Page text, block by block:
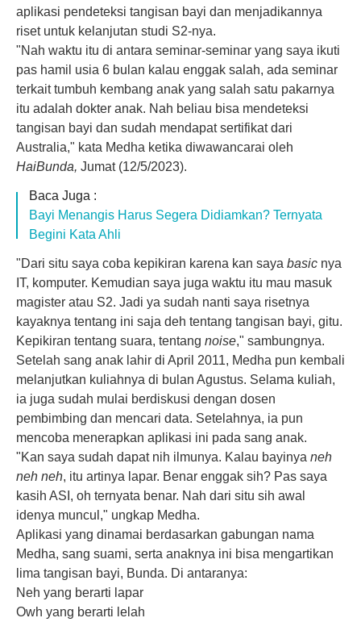
aplikasi pendeteksi tangisan bayi dan menjadikannya
riset untuk kelanjutan studi S2-nya.
"Nah waktu itu di antara seminar-seminar yang saya ikuti
pas hamil usia 6 bulan kalau enggak salah, ada seminar
terkait tumbuh kembang anak yang salah satu pakarnya
itu adalah dokter anak. Nah beliau bisa mendeteksi
tangisan bayi dan sudah mendapat sertifikat dari
Australia," kata Medha ketika diwawancarai oleh
HaiBunda, Jumat (12/5/2023).
Baca Juga :
Bayi Menangis Harus Segera Didiamkan? Ternyata
Begini Kata Ahli
"Dari situ saya coba kepikiran karena kan saya basic nya
IT, komputer. Kemudian saya juga waktu itu mau masuk
magister atau S2. Jadi ya sudah nanti saya risetnya
kayaknya tentang ini saja deh tentang tangisan bayi, gitu.
Kepikiran tentang suara, tentang noise," sambungnya.
Setelah sang anak lahir di April 2011, Medha pun kembali
melanjutkan kuliahnya di bulan Agustus. Selama kuliah,
ia juga sudah mulai berdiskusi dengan dosen
pembimbing dan mencari data. Setelahnya, ia pun
mencoba menerapkan aplikasi ini pada sang anak.
"Kan saya sudah dapat nih ilmunya. Kalau bayinya neh
neh neh, itu artinya lapar. Benar enggak sih? Pas saya
kasih ASI, oh ternyata benar. Nah dari situ sih awal
idenya muncul," ungkap Medha.
Aplikasi yang dinamai berdasarkan gabungan nama
Medha, sang suami, serta anaknya ini bisa mengartikan
lima tangisan bayi, Bunda. Di antaranya:
Neh yang berarti lapar
Owh yang berarti lelah